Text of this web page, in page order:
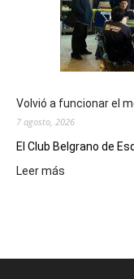
dos
funciones
de
Spider
Un
Nuevo
Volvió a funcionar el
7 agosto, 2026
El Club Belgrano de
Leer más
merendero